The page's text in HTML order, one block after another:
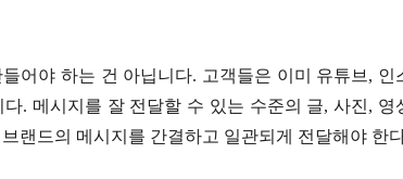
어야 하는 건 아닙니다. 고객들은 이미 유튜브, 인
. 메시지를 잘 전달할 수 있는 수준의 글, 사진, 영
랜드의 메시지를 간결하고 일관되게 전달해야 한